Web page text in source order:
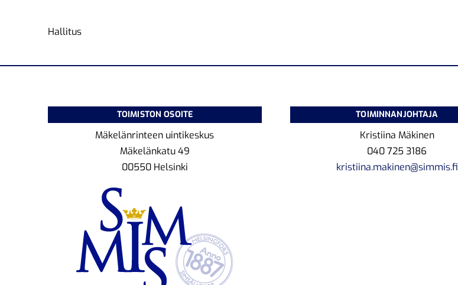
Hallitus
TOIMISTON OSOITE
Mäkelänrinteen uintikeskus
Mäkelänkatu 49
00550 Helsinki
TOIMINNANJOHTAJA
Kristiina Mäkinen
040 725 3186
kristiina.makinen@simmis.fi